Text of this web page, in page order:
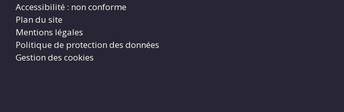
Accessibilité : non conforme
Plan du site
Mentions légales
Politique de protection des données
Gestion des cookies